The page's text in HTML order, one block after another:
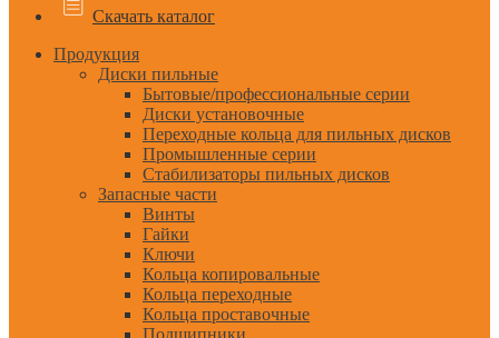
Скачать каталог
Продукция
Диски пильные
Бытовые/профессиональные серии
Диски установочные
Переходные кольца для пильных дисков
Промышленные серии
Стабилизаторы пильных дисков
Запасные части
Винты
Гайки
Ключи
Кольца копировальные
Кольца переходные
Кольца проставочные
Подшипники